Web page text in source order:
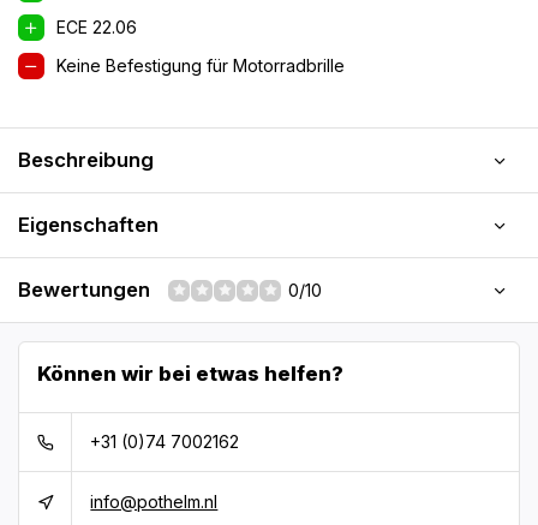
ECE 22.06
Keine Befestigung für Motorradbrille
Beschreibung
Eigenschaften
Bewertungen 0/10
Können wir bei etwas helfen?
+31 (0)74 7002162
info@pothelm.nl